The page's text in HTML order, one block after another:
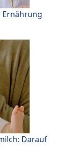
Darauf